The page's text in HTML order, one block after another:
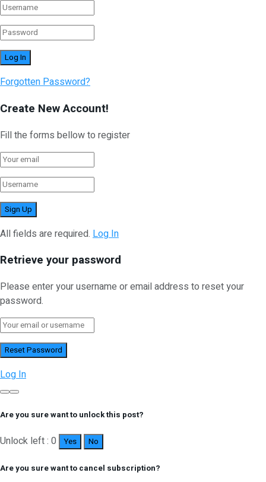
Forgotten Password?
Create New Account!
Fill the forms bellow to register
All fields are required. Log In
Retrieve your password
Please enter your username or email address to reset your
password.
Log In
Are you sure want to unlock this post?
Unlock left : 0 Yes No
Are you sure want to cancel subscription?